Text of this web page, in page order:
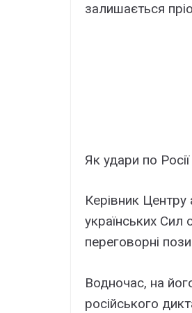
залишається
Як удари по
Керівник Центру
українських Сил
переговорні
Водночас, на
російського